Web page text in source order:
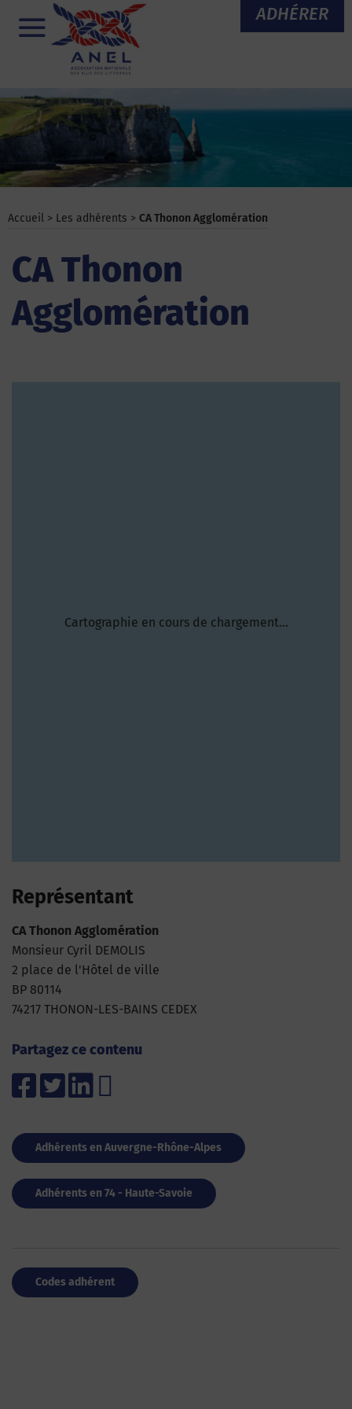
ADHÉRER
Menu
Accueil > Les adhérents > CA Thonon Agglomération
CA Thonon
Agglomération
Cartographie en cours de chargement...
Représentant
CA Thonon Agglomération
Monsieur Cyril DEMOLIS
2 place de l'Hôtel de ville
BP 80114
74217 THONON-LES-BAINS CEDEX
Partagez ce contenu
Adhérents en Auvergne-Rhône-Alpes
Adhérents en 74 - Haute-Savoie
Codes adhérent